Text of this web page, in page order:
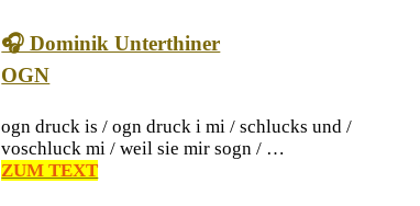
🎧 Dominik Unterthiner
OGN
ogn druck is / ogn druck i mi / schlucks und /
voschluck mi / weil sie mir sogn / …
ZUM TEXT